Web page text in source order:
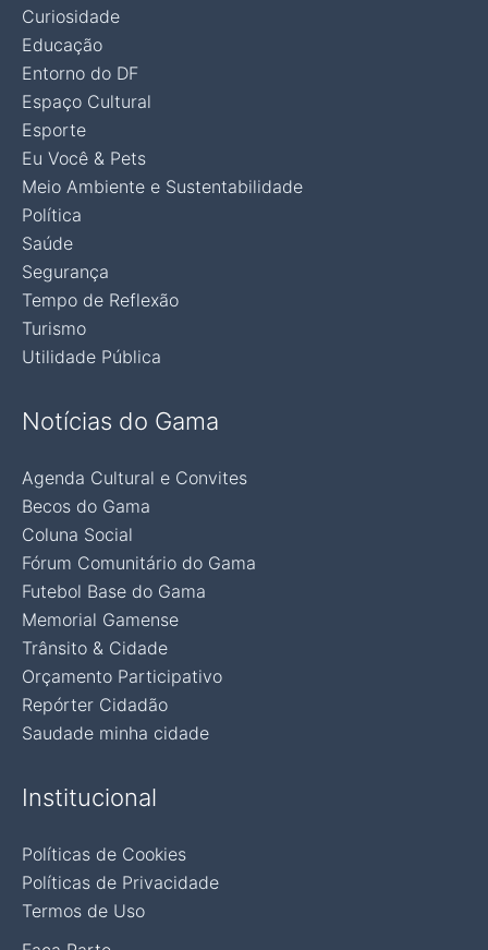
Curiosidade
Educação
Entorno do DF
Espaço Cultural
Esporte
Eu Você & Pets
Meio Ambiente e Sustentabilidade
Política
Saúde
Segurança
Tempo de Reflexão
Turismo
Utilidade Pública
Notícias do Gama
Agenda Cultural e Convites
Becos do Gama
Coluna Social
Fórum Comunitário do Gama
Futebol Base do Gama
Memorial Gamense
Trânsito & Cidade
Orçamento Participativo
Repórter Cidadão
Saudade minha cidade
Institucional
Políticas de Cookies
Políticas de Privacidade
Termos de Uso